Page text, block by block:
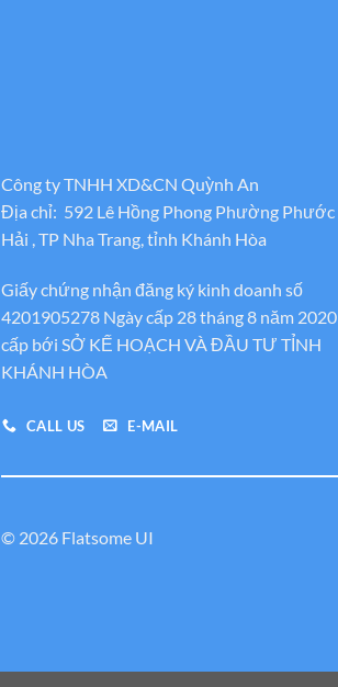
Công ty TNHH XD&CN Quỳnh An
Địa chỉ: 592 Lê Hồng Phong Phường Phước
Hải , TP Nha Trang, tỉnh Khánh Hòa
Giấy chứng nhận đăng ký kinh doanh số
4201905278 Ngày cấp 28 tháng 8 năm 2020
cấp bới SỞ KẾ HOẠCH VÀ ĐẦU TƯ TỈNH
KHÁNH HÒA
CALL US E-MAIL
© 2026 Flatsome UI